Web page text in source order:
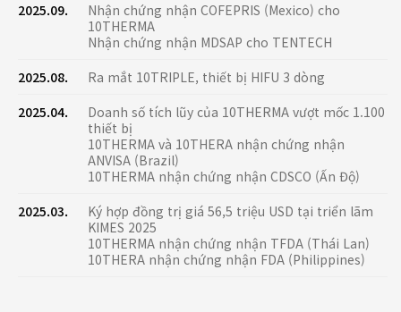
2025.09.
Nhận chứng nhận COFEPRIS (Mexico) cho
10THERMA
Nhận chứng nhận MDSAP cho TENTECH
2025.08.
Ra mắt 10TRIPLE, thiết bị HIFU 3 dòng
2025.04.
Doanh số tích lũy của 10THERMA vượt mốc 1.100
thiết bị
10THERMA và 10THERA nhận chứng nhận
ANVISA (Brazil)
10THERMA nhận chứng nhận CDSCO (Ấn Độ)
2025.03.
Ký hợp đồng trị giá 56,5 triệu USD tại triển lãm
KIMES 2025
10THERMA nhận chứng nhận TFDA (Thái Lan)
10THERA nhận chứng nhận FDA (Philippines)